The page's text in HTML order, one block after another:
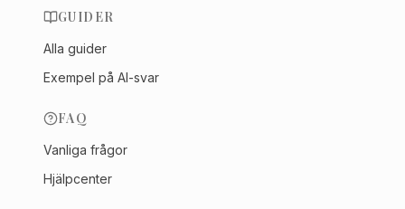
GUIDER
Alla guider
Exempel på AI-svar
FAQ
Vanliga frågor
Hjälpcenter